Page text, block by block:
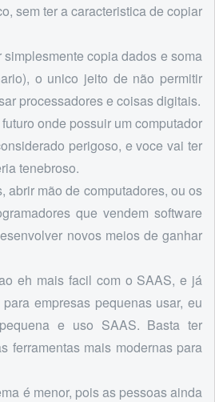
sem ter a caracteristica de copiar
copia dados e soma
o unico jeito de não permitir
processadores e coisas digitais.
onde possuir um computador
perigoso, e voce vai ter
tenebroso.
abrir mão de computadores, ou os
que vendem software
novos meios de ganhar
eh mais facil com o SAAS, e já
empresas pequenas usar, eu
e uso SAAS. Basta ter
ferramentas mais modernas para
é menor, pois as pessoas ainda